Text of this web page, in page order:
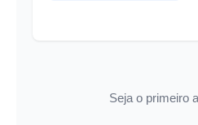
Seja o primeiro